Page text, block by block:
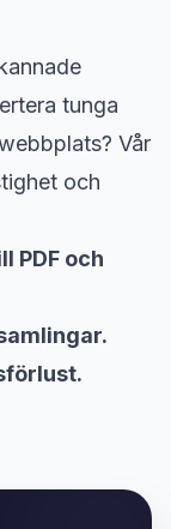
tunga
Vår
och
PDF och